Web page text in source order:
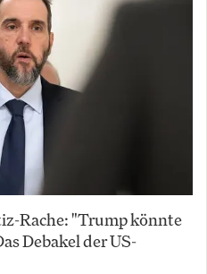
Rache: "Trump könnte
Debakel der US-